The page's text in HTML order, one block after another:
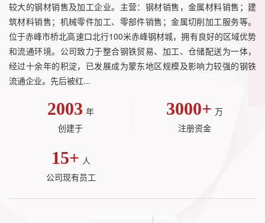
较大的钢材销售及加工企业。主营：钢材销售，金属材料销售；建
筑材料销售；机械零件加工、零部件销售；金属切削加工服务等。
位于赤峰市桥北高速口北行100米赤峰钢材城，拥有良好的区域优势
和流通环境。公司致力于整合钢铁贸易、加工、仓储配送为一体，
经过十余年的积淀，已发展成为蒙东地区规模及影响力较强的钢铁
流通企业。先后被红...
2003 年
创建于
3000+ 万
注册资金
15+ 人
公司现有员工